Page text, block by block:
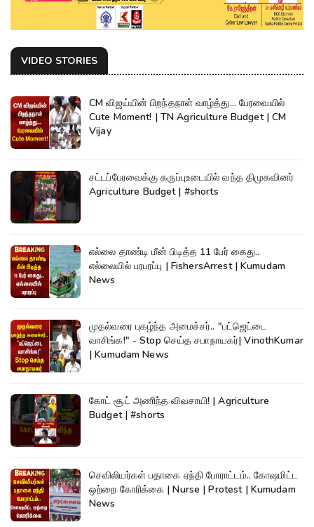
VIDEO STORIES
CM விஜய்யின் பிறந்தநாள் வாழ்த்து... பேரவையில்
Cute Moment! | TN Agriculture Budget | CM
Vijay
சட்டப்பேரவைக்கு கருப்புஉடையில் வந்த திமுகவினர்
Agriculture Budget | #shorts
எல்லை தாண்டி மீன் பிடித்த 11 பேர் கைது..
எல்லையில் பரபரப்பு | FishersArrest | Kumudam
News
முதல்வரை புகழ்ந்த அமைச்சர்.. "பட்ஜெட்டை
வாசிங்க!" - Stop செய்த சபாநாயகர்| VinothKumar
| Kumudam News
கோட் சூட் அணிந்த விவசாயி! | Agriculture
Budget | #shorts
செவிலியர்கள் பதாகை ஏந்தி போராட்டம்.. கோஷமிட்ட
ஒற்றை கோரிக்கை | Nurse | Protest | Kumudam
News